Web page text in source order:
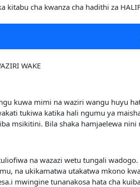
kitabu cha kwanza cha hadithi za HALIF
WAKE
kuwa mimi na waziri wangu huyu
tukiwa katika hali ngumu ya
msikitini. Bila shaka hamjaelewa
na wazazi wetu tungali
na ukikamatwa utakatwa mkono
mwingine tunanakosa hata cha